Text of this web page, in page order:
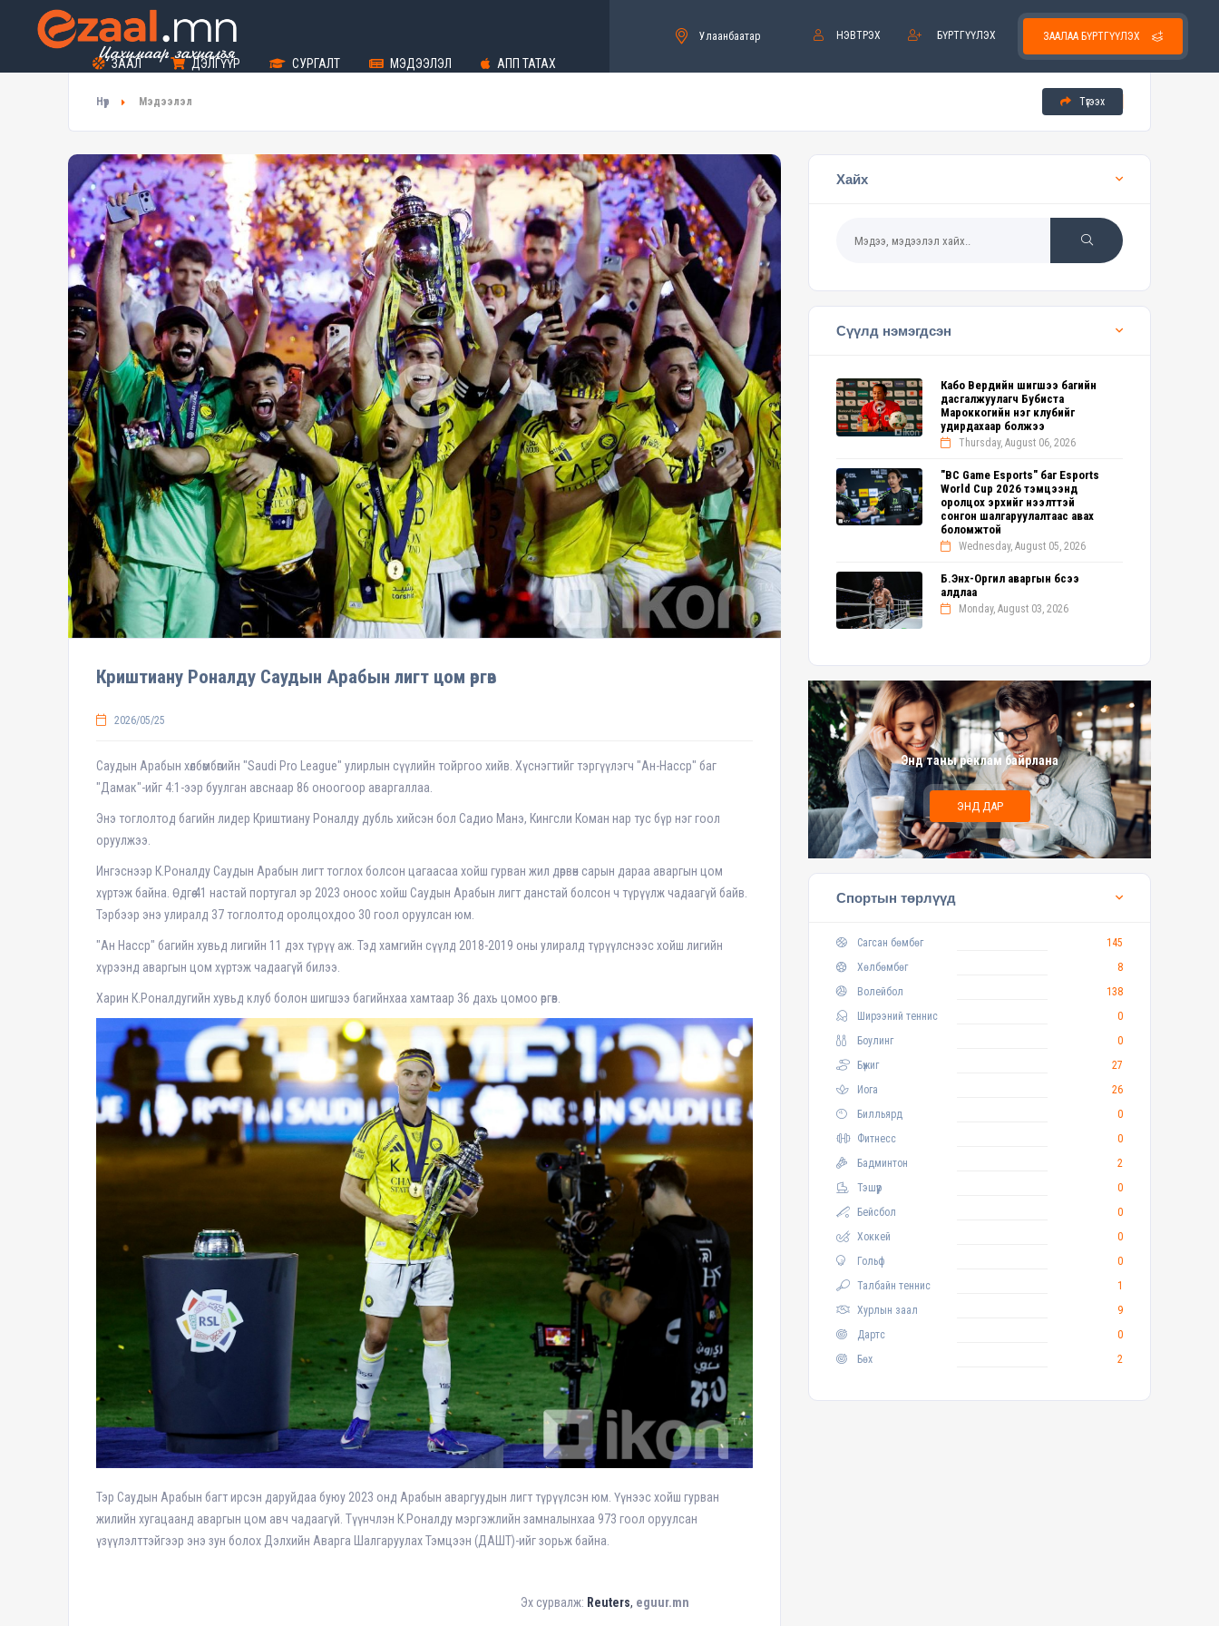
ЗААЛАА БҮРТГҮҮЛЭХ
БҮРТГҮҮЛЭХ
НЭВТРЭХ
Улаанбаатар
ЗААЛ ДЭЛГҮҮР СУРГАЛТ МЭДЭЭЛЭЛ АПП ТАТАХ
Нүүр Мэдээлэл Түгээх
Криштиану Роналду Саудын Арабын лигт цом өргөв
2026/05/25
Саудын Арабын хөлбөмбөгийн "Saudi Pro League" улирлын сүүлийн тойргоо хийв. Хүснэгтийг тэргүүлэгч "Ан-Насср" баг
"Дамак"-ийг 4:1-ээр буулган авснаар 86 оноогоор аваргаллаа.
Энэ тоглолтод багийн лидер Криштиану Роналду дубль хийсэн бол Садио Манэ, Кингсли Коман нар тус бүр нэг гоол
оруулжээ.
Ингэснээр К.Роналду Саудын Арабын лигт тоглох болсон цагаасаа хойш гурван жил дөрвөн сарын дараа аваргын цом
хүртэж байна. Өдгөө 41 настай португал эр 2023 оноос хойш Саудын Арабын лигт данстай болсон ч түрүүлж чадаагүй байв.
Тэрбээр энэ улиралд 37 тоглолтод оролцохдоо 30 гоол оруулсан юм.
"Ан Насср" багийн хувьд лигийн 11 дэх түрүү аж. Тэд хамгийн сүүлд 2018-2019 оны улиралд түрүүлснээс хойш лигийн
хүрээнд аваргын цом хүртэж чадаагүй билээ.
Харин К.Роналдугийн хувьд клуб болон шигшээ багийнхаа хамтаар 36 дахь цомоо өргөв.
Тэр Саудын Арабын багт ирсэн даруйдаа буюу 2023 онд Арабын аваргуудын лигт түрүүлсэн юм. Үүнээс хойш гурван
жилийн хугацаанд аваргын цом авч чадаагүй. Түүнчлэн К.Роналду мэргэжлийн замналынхаа 973 гоол оруулсан
үзүүлэлттэйгээр энэ зун болох Дэлхийн Аварга Шалгаруулах Тэмцээн (ДАШТ)-ийг зорьж байна.
Эх сурвалж: Reuters, eguur.mn
Хайх
Сүүлд нэмэгдсэн
Кабо Вердийн шигшээ багийн
дасгалжуулагч Бубиста
Мароккогийн нэг клубийг
удирдахаар болжээ
Thursday, August 06, 2026
"BC Game Esports" баг Esports
World Cup 2026 тэмцээнд
оролцох эрхийг нээлттэй
сонгон шалгаруулалтаас авах
боломжтой
Wednesday, August 05, 2026
Б.Энх-Оргил аваргын бүсээ
алдлаа
Monday, August 03, 2026
Энд таны реклам байрлана
ЭНД ДАР
Спортын төрлүүд
Сагсан бөмбөг
145
Хөлбөмбөг
8
Волейбол
138
Ширээний теннис
0
Боулинг
0
Бүжиг
27
Иога
26
Билльярд
0
Фитнесс
0
Бадминтон
2
Тэшүүр
0
Бейсбол
0
Хоккей
0
Гольф
0
Талбайн теннис
1
Хурлын заал
9
Дартс
0
Бөх
2